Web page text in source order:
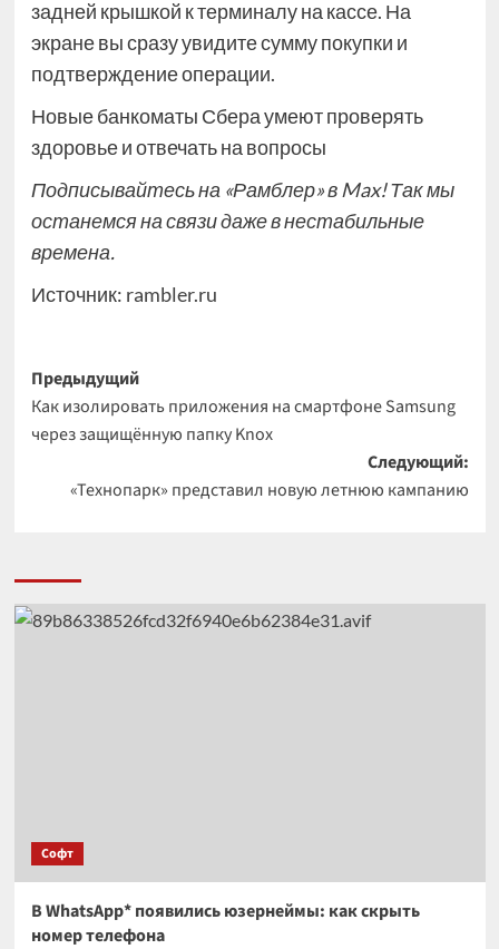
задней крышкой к терминалу на кассе. На
экране вы сразу увидите сумму покупки и
подтверждение операции.
Новые банкоматы Сбера умеют проверять
здоровье и отвечать на вопросы
Подписывайтесь на «Рамблер» в Max!Так мы
останемся на связи даже в нестабильные
времена.
Источник: rambler.ru
Навигация
записи
Предыдущий
Как изолировать приложения на смартфоне Samsung
через защищённую папку Knox
Следующий:
«Технопарк» представил новую летнюю кампанию
Софт
В WhatsApp* появились юзернеймы: как скрыть
номер телефона